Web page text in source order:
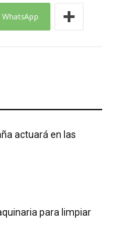
WhatsApp
actuará en las
para limpiar